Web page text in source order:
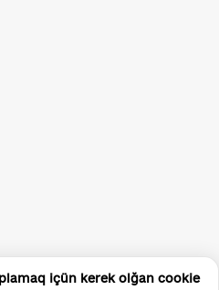
içün kerek olğan cookie